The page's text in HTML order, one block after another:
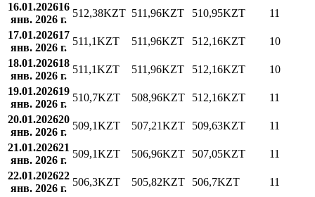
16.01.202616
янв. 2026 г.
512,38KZT 511,96KZT 510,95KZT
11
17.01.202617
янв. 2026 г.
511,1KZT 511,96KZT 512,16KZT
10
18.01.202618
янв. 2026 г.
511,1KZT 511,96KZT 512,16KZT
10
19.01.202619
янв. 2026 г.
510,7KZT 508,96KZT 512,16KZT
11
20.01.202620
янв. 2026 г.
509,1KZT 507,21KZT 509,63KZT
11
21.01.202621
янв. 2026 г.
509,1KZT 506,96KZT 507,05KZT
11
22.01.202622
янв. 2026 г.
506,3KZT 505,82KZT 506,7KZT
11